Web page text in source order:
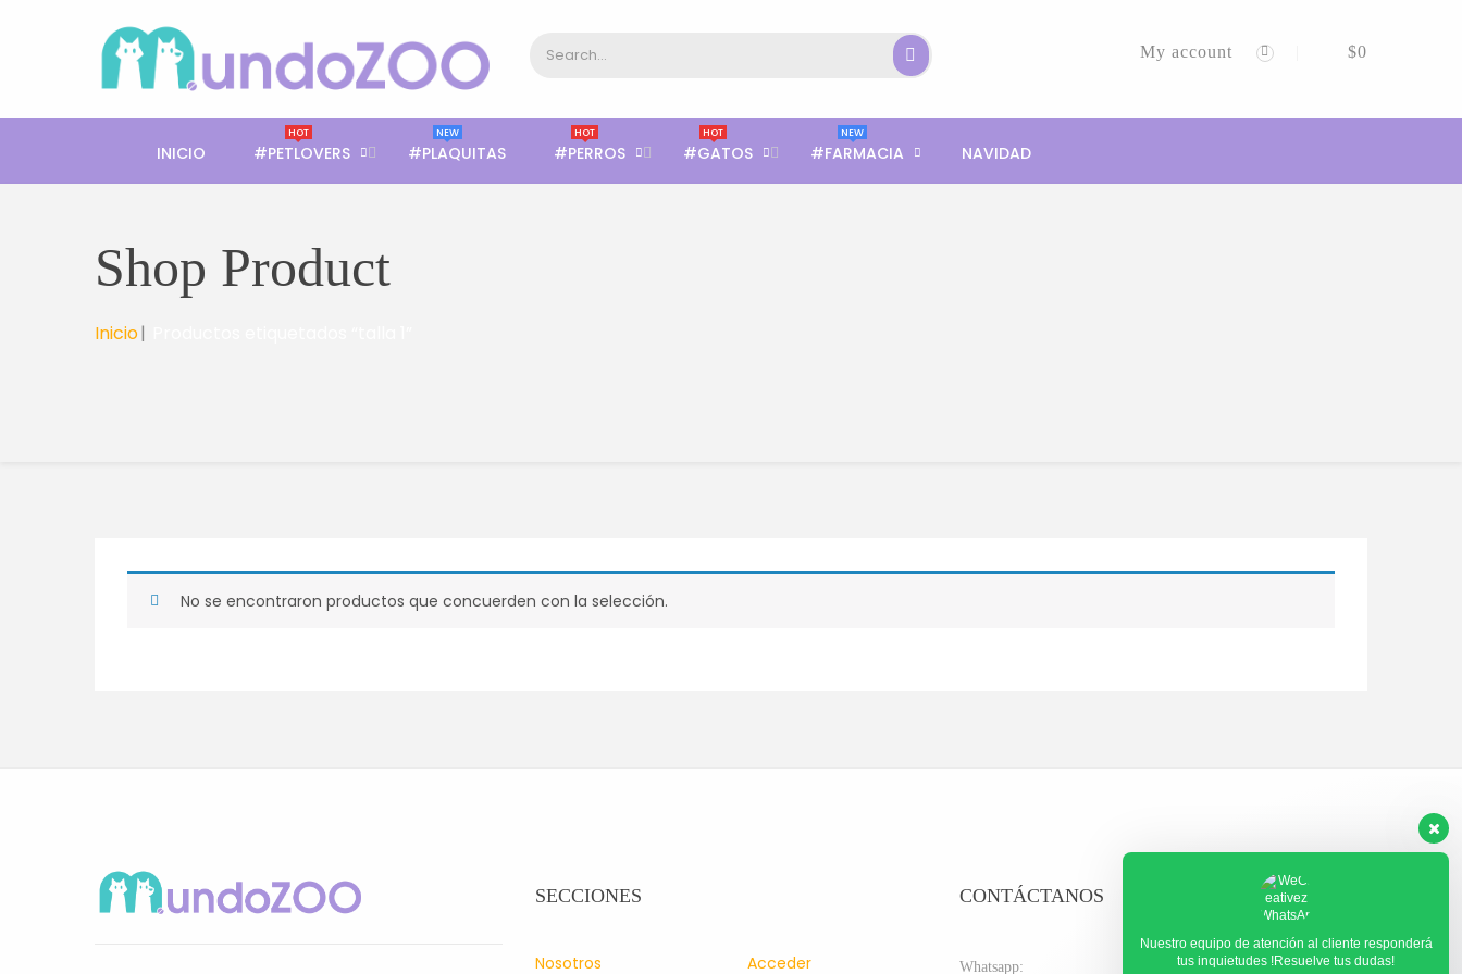
$0
My account
INICIO #PETLOVERS
HOT
#PLAQUITAS
NEW
#PERROS
HOT
#GATOS
HOT
#FARMACIA
NEW
NAVIDAD
Shop Product
Inicio
No se encontraron productos que concuerden con la selección.
SECCIONES
Nosotros Acceder
CONTÁCTANOS
Whatsapp:
Nuestro equipo de atención al cliente responderá
tus inquietudes !Resuelve tus dudas!